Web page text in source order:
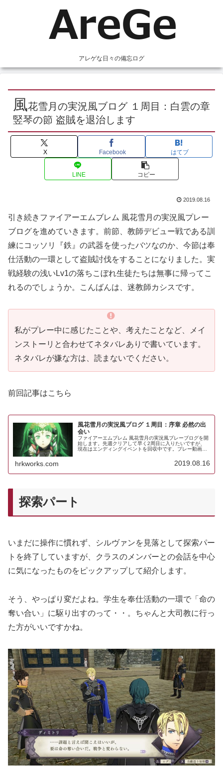
アレゲな日々の備忘ログ
風花雪月の実況風ブログ １周目：白雲の章
竪琴の節 盗賊を退治します
X Facebook はてブ
LINE コピー
2019.08.16
引き続きファイアーエムブレム 風花雪月の実況風プレー
ブログを進めていきます。前節、教師デビュー戦である訓
練にコッソリ『鉄』の武器を使ったバツなのか、今節は奉
仕活動の一環として盗賊討伐をすることになりました。実
戦経験の浅いLv1の落ちこぼれ生徒たちは無事に帰ってこ
れるのでしょうか。こんばんは、迷教師カシスです。
私がプレー中に感じたことや、考えたことなど、メイ
ンストーリと合わせてネタバレありで書いています。
ネタバレが嫌な方は、読まないでください。
前回記事はこちら
風花雪月の実況風ブログ １周目：序章 必然の出
会い
ファイアーエムブレム 風花雪月の実況風プレーブログを開
始します。先週クリアして早く2周目に入りたいですが、
現在はエンディングイベントを回収中です。プレー動画を
hrkworks.com 2019.08.16
探索パート
いまだに操作に慣れず、シルヴァンを見落として探索パー
トを終了していますが、クラスのメンバーとの会話を中心
に気になったものをピックアップして紹介します。
そう、やっぱり変だよね。学生を奉仕活動の一環で「命の
奪い合い」に駆り出すのって・・。ちゃんと大司教に行っ
た方がいいですかね。